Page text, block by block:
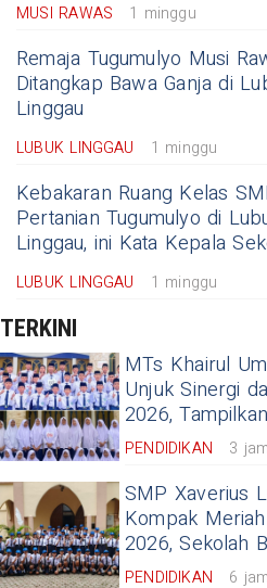
MUSI RAWAS 1 minggu
Remaja Tugumulyo Musi
Ditangkap Bawa Ganja di
Linggau
LUBUK LINGGAU 1 minggu
Kebakaran Ruang Kelas
Pertanian Tugumulyo di
Linggau, ini Kata Kepala
LUBUK LINGGAU 1 minggu
TERKINI
MTs Khairul
Unjuk Sinergi
2026,
PENDIDIKAN 3 jam
SMP Xaverius
Kompak
2026, Sekolah
PENDIDIKAN 6 jam